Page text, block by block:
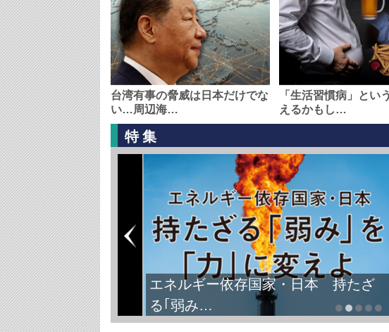
台湾有事の脅威は日本だけでな
い…周辺海…
「生活習慣病」とい
えるかもし…
特集
エネルギー依存国家・日本 持たざ
る｢弱み…